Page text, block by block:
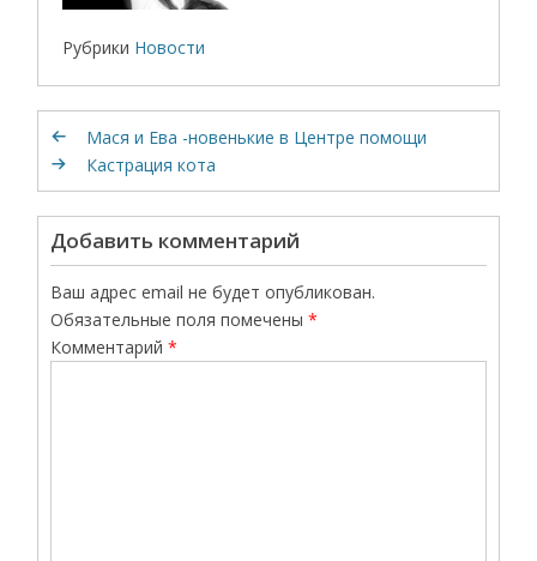
Рубрики Новости
Мася и Ева -новенькие в Центре помощи
Кастрация кота
Добавить комментарий
Ваш адрес email не будет опубликован.
Обязательные поля помечены*
Комментарий*